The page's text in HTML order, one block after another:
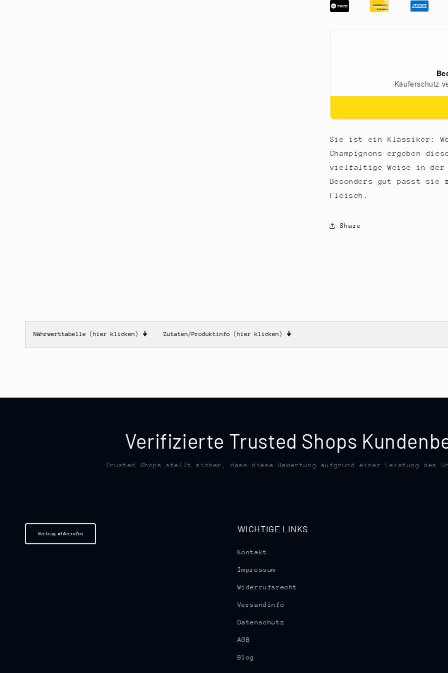
Tartufata),
mit
Tartufata),
mit
Sie ist ein Klassiker:
Champignons ergeben
vielfältige Weise in der
Besonders gut passt sie
Fleisch.
Share
Nährwerttabelle (hier klicken) 🠋 Zutaten/Produktinfo (hier klicken) 🠋
Verifizierte Trusted Shops
Trusted Shops stellt sicher, dass diese Bewertung aufgrund einer Leistung des
Vertrag widerrufen WICHTIGE LINKS
Kontakt
Impressum
Widerrufsrecht
Versandinfo
Datenschutz
AGB
Blog